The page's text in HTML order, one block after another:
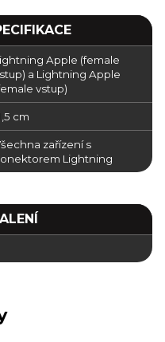
Apple (female
a Lightning Apple
vstup)
cm
zařízení s
Lightning